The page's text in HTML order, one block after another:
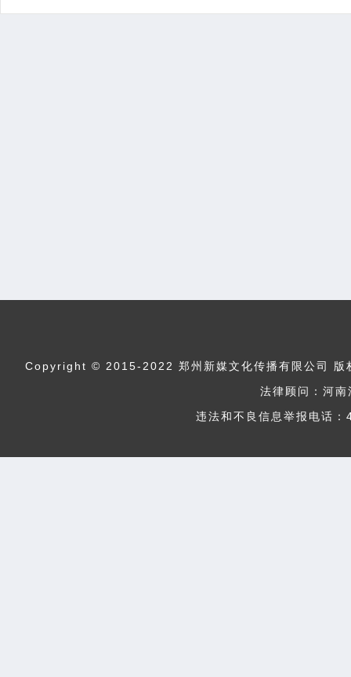
Copyright © 2015-2022 郑州新媒文化传播有限公司 版
法律顾问：河
违法和不良信息举报电话